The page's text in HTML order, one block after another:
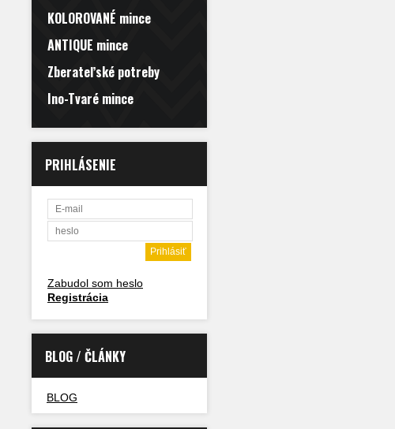
KOLOROVANÉ mince
ANTIQUE mince
Zberateľské potreby
Ino-Tvaré mince
PRIHLÁSENIE
Zabudol som heslo
Registrácia
BLOG / ČLÁNKY
BLOG